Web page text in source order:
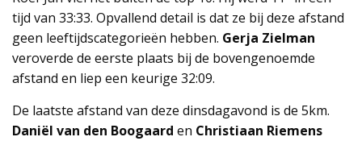
tijd van 33:33. Opvallend detail is dat ze bij deze afstand
geen leeftijdscategorieën hebben. Gerja Zielman
veroverde de eerste plaats bij de bovengenoemde
afstand en liep een keurige 32:09.
De laatste afstand van deze dinsdagavond is de 5km.
Daniël van den Boogaard en Christiaan Riemens